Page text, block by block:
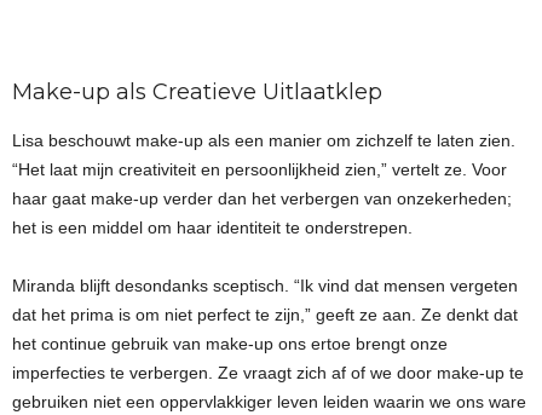
Make-up als Creatieve Uitlaatklep
Lisa beschouwt make-up als een manier om zichzelf te laten zien.
“Het laat mijn creativiteit en persoonlijkheid zien,” vertelt ze. Voor
haar gaat make-up verder dan het verbergen van onzekerheden;
het is een middel om haar identiteit te onderstrepen.
Miranda blijft desondanks sceptisch. “Ik vind dat mensen vergeten
dat het prima is om niet perfect te zijn,” geeft ze aan. Ze denkt dat
het continue gebruik van make-up ons ertoe brengt onze
imperfecties te verbergen. Ze vraagt zich af of we door make-up te
gebruiken niet een oppervlakkiger leven leiden waarin we ons ware